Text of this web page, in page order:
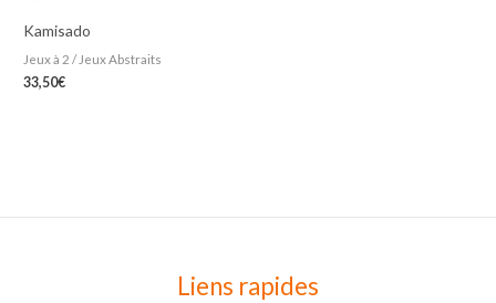
Kamisado
Jeux à 2 / Jeux Abstraits
33,50€
Liens rapides